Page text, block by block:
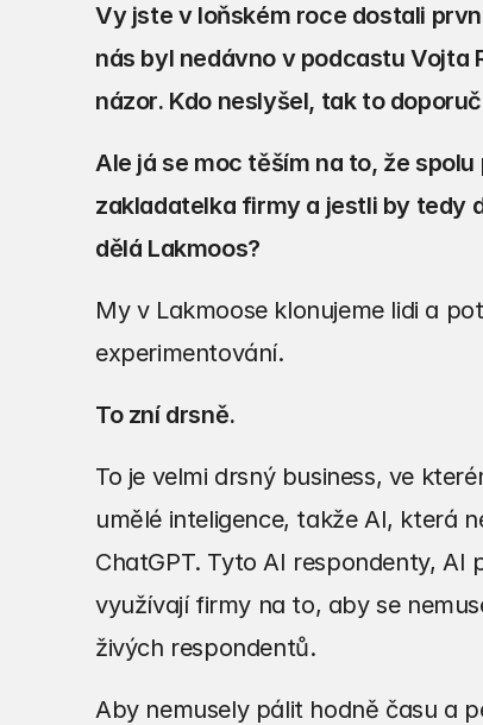
Vy jste v loňském roce dostali
nás byl nedávno v podcastu Vojta
názor. Kdo neslyšel, tak to
Ale já se moc těším na to, že
zakladatelka firmy a jestli by tedy
dělá Lakmoos?
My v Lakmoose klonujeme lidi a
experimentování.
To zní drsně.
To je velmi drsný business, ve
umělé inteligence, takže AI, která
ChatGPT. Tyto AI respondenty,
využívají firmy na to, aby se
živých respondentů.
Aby nemusely pálit hodně času a